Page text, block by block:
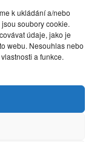
k ukládání a/nebo
soubory cookie.
údaje, jako je
webu. Nesouhlas nebo
a funkce.